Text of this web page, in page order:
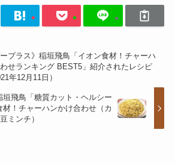
ープラス》稲垣飛鳥「イオン食材！チャーハ
せランキング BEST5」紹介されたレシピ
年12月11日）
垣飛鳥「糖質カット・ヘルシー
！チャーハンかけ合わせ（カ
ミンチ）